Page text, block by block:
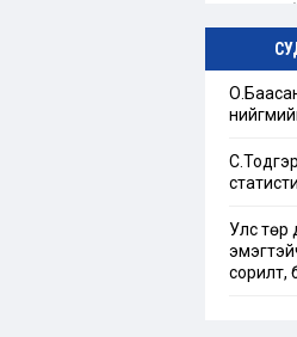
Төрийн
“Ашгийн
талаарх
Улс төр
сорилт,